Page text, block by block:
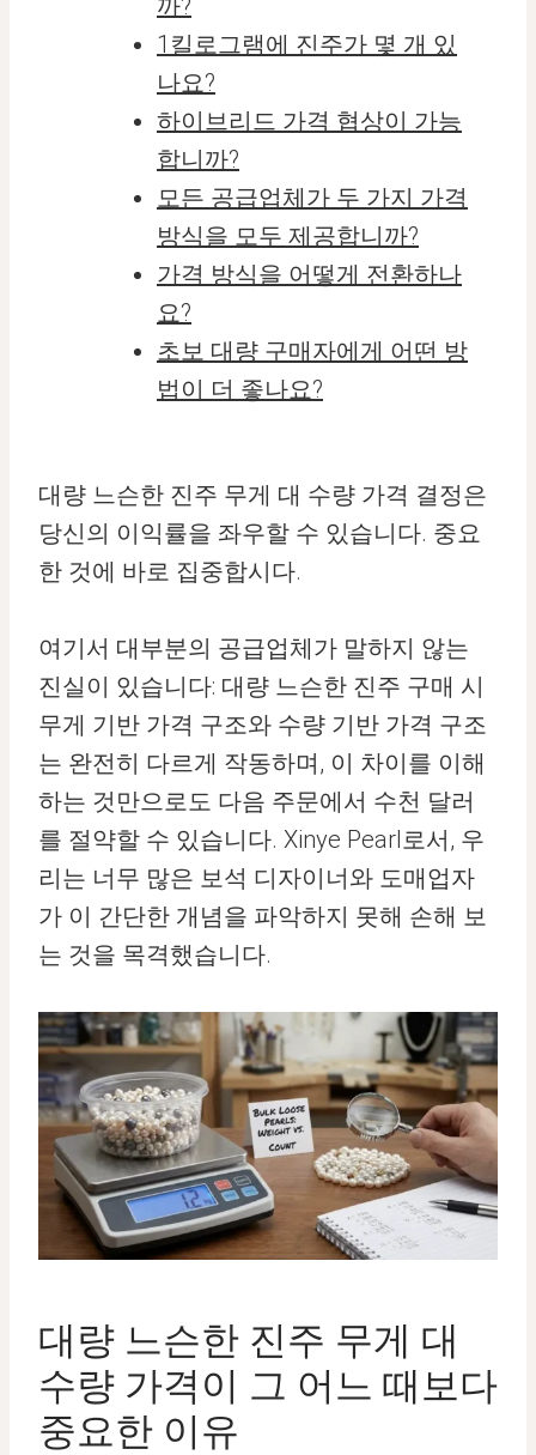
까?
1킬로그램에 진주가 몇 개 있
나요?
하이브리드 가격 협상이 가능
합니까?
모든 공급업체가 두 가지 가격
방식을 모두 제공합니까?
가격 방식을 어떻게 전환하나
요?
초보 대량 구매자에게 어떤 방
법이 더 좋나요?
대량 느슨한 진주 무게 대 수량 가격 결정은
당신의 이익률을 좌우할 수 있습니다. 중요
한 것에 바로 집중합시다.
여기서 대부분의 공급업체가 말하지 않는
진실이 있습니다: 대량 느슨한 진주 구매 시
무게 기반 가격 구조와 수량 기반 가격 구조
는 완전히 다르게 작동하며, 이 차이를 이해
하는 것만으로도 다음 주문에서 수천 달러
를 절약할 수 있습니다. Xinye Pearl로서, 우
리는 너무 많은 보석 디자이너와 도매업자
가 이 간단한 개념을 파악하지 못해 손해 보
는 것을 목격했습니다.
대량 느슨한 진주 무게 대
수량 가격이 그 어느 때보다
중요한 이유